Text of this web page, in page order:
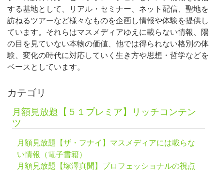
する基地として、リアル・セミナー、ネット配信、聖地を
訪ねるツアーなど様々なものを企画し情報や体験を提供し
ています。それらはマスメディアゆえに載らない情報、陽
の目を見ていない本物の価値、他では得られない格別の体
験、変化の時代に対応していく生き方や思想・哲学などを
ベースとしています。
カテゴリ
月額見放題【５１プレミア】リッチコンテン
ツ
月額見放題【ザ・フナイ】マスメディアには載らな
い情報（電子書籍）
月額見放題【塚澤真聞】プロフェッショナルの視点